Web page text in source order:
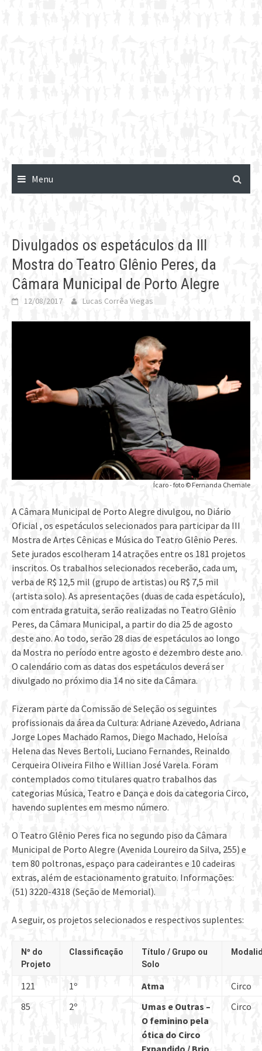
Menu
Divulgados os espetáculos da III
Mostra do Teatro Glênio Peres, da
Câmara Municipal de Porto Alegre
12/08/2017 Lucas Corrêa Viegas
Ícaro - foto © Fernanda Chemale
A Câmara Municipal de Porto Alegre divulgou, no Diário
Oficial , os espetáculos selecionados para participar da III
Mostra de Artes Cênicas e Música do Teatro Glênio Peres.
Sete jurados escolheram 14 atrações entre os 181 projetos
inscritos. Os trabalhos selecionados receberão, cada um,
verba de R$ 12,5 mil (grupo de artistas) ou R$ 7,5 mil
(artista solo). As apresentações (duas de cada espetáculo),
com entrada gratuita, serão realizadas no Teatro Glênio
Peres, da Câmara Municipal, a partir do dia 25 de agosto
deste ano. Ao todo, serão 28 dias de espetáculos ao longo
da Mostra no período entre agosto e dezembro deste ano.
O calendário com as datas dos espetáculos deverá ser
divulgado no próximo dia 14 no site da Câmara.
Fizeram parte da Comissão de Seleção os seguintes
profissionais da área da Cultura: Adriane Azevedo, Adriana
Jorge Lopes Machado Ramos, Diego Machado, Heloísa
Helena das Neves Bertoli, Luciano Fernandes, Reinaldo
Cerqueira Oliveira Filho e Willian José Varela. Foram
contemplados como titulares quatro trabalhos das
categorias Música, Teatro e Dança e dois da categoria Circo,
havendo suplentes em mesmo número.
O Teatro Glênio Peres fica no segundo piso da Câmara
Municipal de Porto Alegre (Avenida Loureiro da Silva, 255) e
tem 80 poltronas, espaço para cadeirantes e 10 cadeiras
extras, além de estacionamento gratuito. Informações:
(51) 3220-4318 (Seção de Memorial).
A seguir, os projetos selecionados e respectivos suplentes:
Nº do
Projeto
Classificação
Título / Grupo ou
Solo
121 1º Atma
Circo
85
2º
Umas e Outras –
O feminino pela
ótica do Circo
Circo